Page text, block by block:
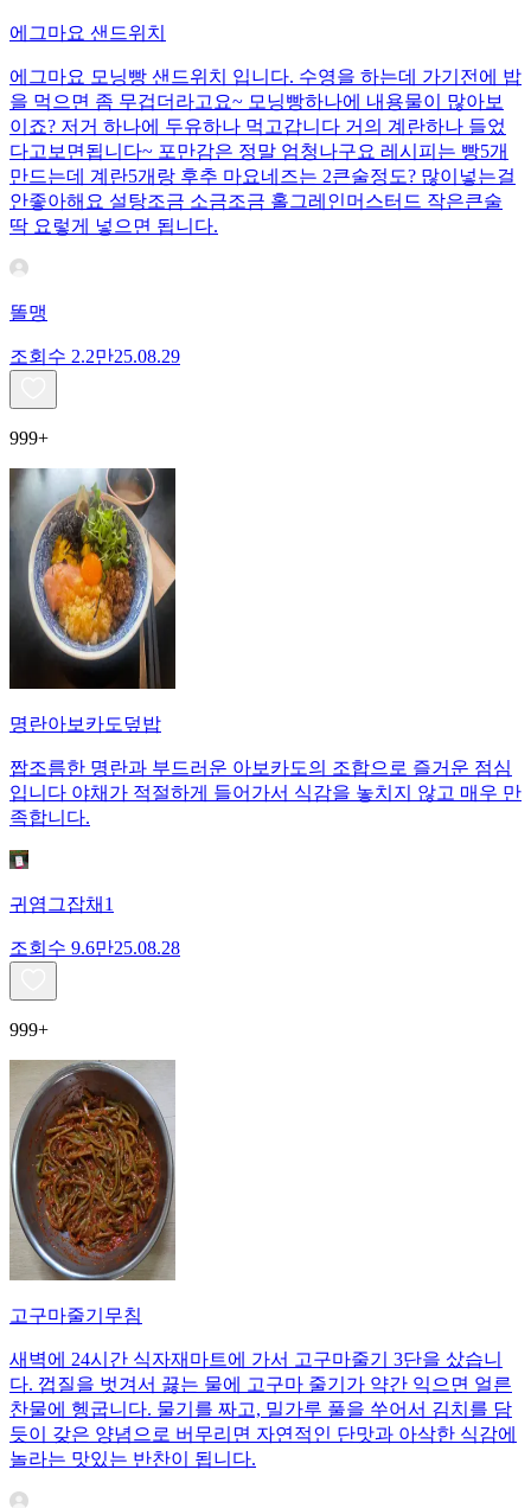
에그마요 샌드위치
에그마요 모닝빵 샌드위치 입니다. 수영을 하는데 가기전에 밥
을 먹으면 좀 무겁더라고요~ 모닝빵하나에 내용물이 많아보
이죠? 저거 하나에 두유하나 먹고갑니다 거의 계란하나 들었
다고보면됩니다~ 포만감은 정말 엄청나구요 레시피는 빵5개
만드는데 계란5개랑 후추 마요네즈는 2큰술정도? 많이넣는걸
안좋아해요 설탕조금 소금조금 홀그레인머스터드 작은큰술
딱 요렇게 넣으면 됩니다.
똘맹
조회수 2.2만25.08.29
999+
명란아보카도덮밥
짭조름한 명란과 부드러운 아보카도의 조합으로 즐거운 점심
입니다 야채가 적절하게 들어가서 식감을 놓치지 않고 매우 만
족합니다.
귀염그잡채1
조회수 9.6만25.08.28
999+
고구마줄기무침
새벽에 24시간 식자재마트에 가서 고구마줄기 3단을 샀습니
다. 껍질을 벗겨서 끓는 물에 고구마 줄기가 약간 익으면 얼른
찬물에 헹굽니다. 물기를 짜고, 밀가루 풀을 쑤어서 김치를 담
듯이 갖은 양념으로 버무리면 자연적인 단맛과 아삭한 식감에
놀라는 맛있는 반찬이 됩니다.